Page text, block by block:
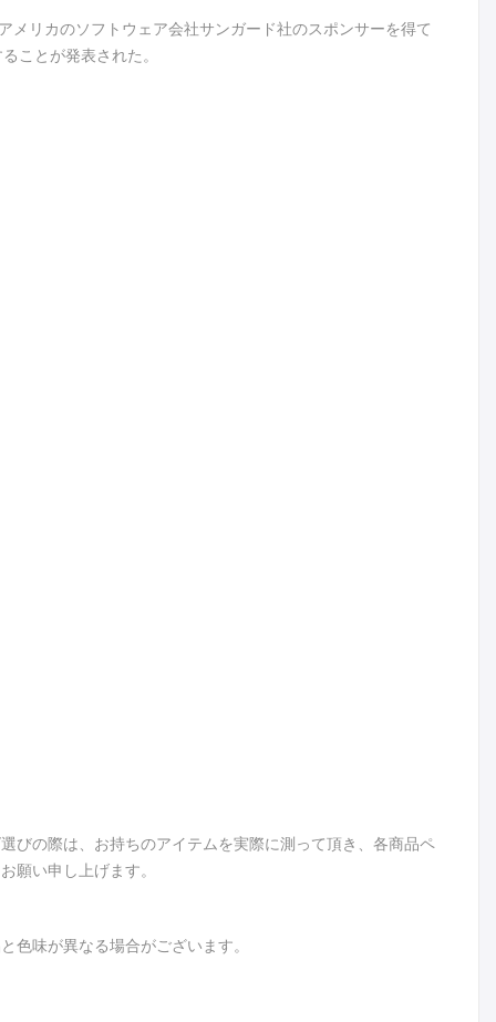
リカのソフトウェア会社サンガード社のスポンサーを得て
ことが発表された。
びの際は、お持ちのアイテムを実際に測って頂き、各商品ペ
願い申し上げます。
味が異なる場合がございます。